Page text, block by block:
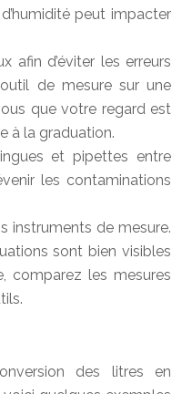
peut impacter
afin d’éviter les erreurs
de mesure sur une
que votre regard est
à la graduation.
et pipettes entre
les contaminations
instruments de mesure.
sont bien visibles
comparez les mesures
des litres en